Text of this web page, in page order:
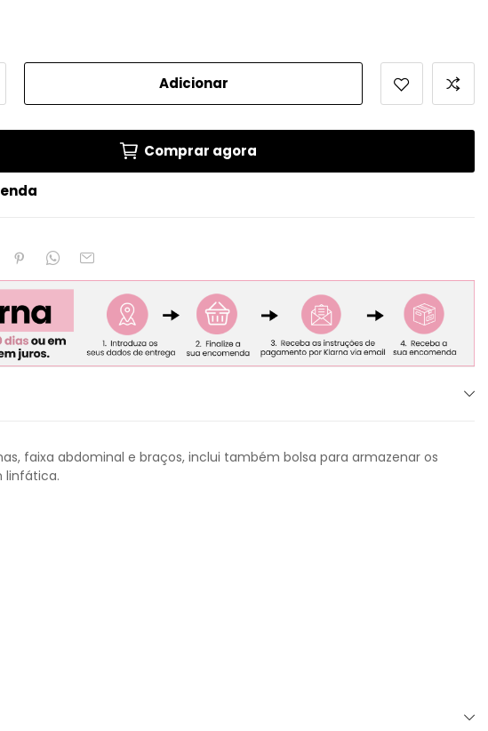
Adicionar
Comprar agora
faixa abdominal e braços, inclui também bolsa para armazenar os
linfática.